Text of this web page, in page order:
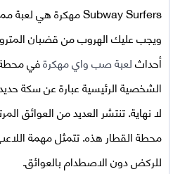
Subway Surfers مهكرة
هي لعبة
ويجب عليك الهروب من قضبان المترو
أحداثلعبة صب واي مهكرةفي محطة
الشخصية الرئيسية عبارة عن سكة
لا نهاية. تنتشر العديد من العوائق
محطة القطار هذه. تتمثل مهمة
للركض دون الاصطدام بالعوائق.